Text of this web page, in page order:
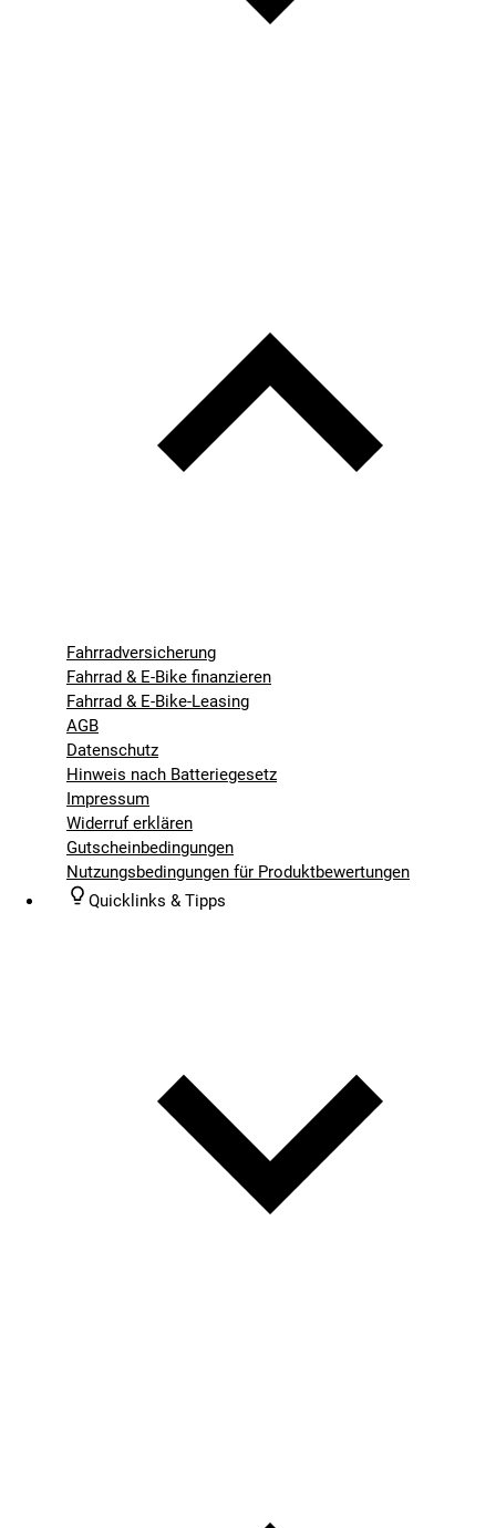
Fahrradversicherung
Fahrrad & E-Bike finanzieren
Fahrrad & E-Bike-Leasing
AGB
Datenschutz
Hinweis nach Batteriegesetz
Impressum
Widerruf erklären
Gutscheinbedingungen
Nutzungsbedingungen für Produktbewertungen
Quicklinks & Tipps